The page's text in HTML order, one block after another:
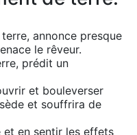
annonce presque
le rêveur.
prédit un
et bouleverser
et souffrira de
et en sentir les effets